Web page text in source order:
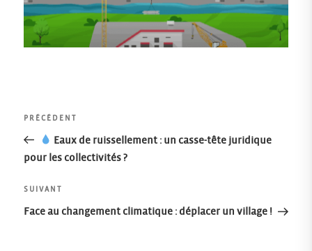
Navigation
de
l’article
Article
précédent
PRÉCÉDENT
Eaux de ruissellement : un casse-tête juridique
pour les collectivités ?
Article
suivant
SUIVANT
Face au changement climatique : déplacer un village !